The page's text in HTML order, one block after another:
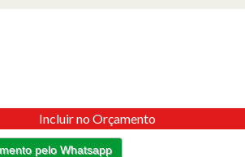
Incluir no Orçamento
pelo Whatsapp